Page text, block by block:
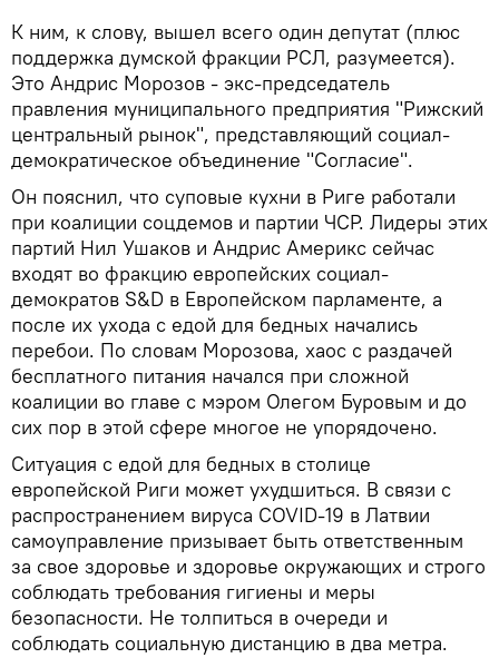
К ним, к слову, вышел всего один депутат (плюс
поддержка думской фракции РСЛ, разумеется).
Это Андрис Морозов - экс-председатель
правления муниципального предприятия "Рижский
центральный рынок", представляющий социал-
демократическое объединение "Согласие".
Он пояснил, что суповые кухни в Риге работали
при коалиции соцдемов и партии ЧСР. Лидеры этих
партий Нил Ушаков и Андрис Америкс сейчас
входят во фракцию европейских социал-
демократов S&D в Европейском парламенте, а
после их ухода с едой для бедных начались
перебои. По словам Морозова, хаос с раздачей
бесплатного питания начался при сложной
коалиции во главе с мэром Олегом Буровым и до
сих пор в этой сфере многое не упорядочено.
Ситуация с едой для бедных в столице
европейской Риги может ухудшиться. В связи с
распространением вируса COVID-19 в Латвии
самоуправлениe призывает быть ответственным
за свое здоровье и здоровье окружающих и строго
соблюдать требования гигиены и меры
безопасности. Не толпиться в очереди и
соблюдать социальную дистанцию в два метра.